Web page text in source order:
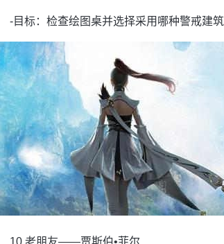
-目标：检查绘图桌并选择采用哪种警戒建筑
10.老朋友——贾斯伯•菲尔